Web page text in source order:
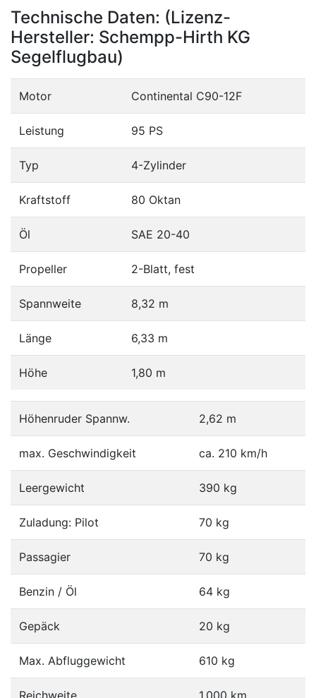
Technische Daten: (Lizenz-
Hersteller: Schempp-Hirth KG
Segelflugbau)
Motor Continental C90-12F
Leistung 95 PS
Typ 4-Zylinder
Kraftstoff 80 Oktan
Öl SAE 20-40
Propeller 2-Blatt, fest
Spannweite 8,32 m
Länge 6,33 m
Höhe 1,80 m
Höhenruder Spannw. 2,62 m
max. Geschwindigkeit ca. 210 km/h
Leergewicht 390 kg
Zuladung: Pilot 70 kg
Passagier 70 kg
Benzin / Öl 64 kg
Gepäck 20 kg
Max. Abfluggewicht 610 kg
Reichweite 1.000 km